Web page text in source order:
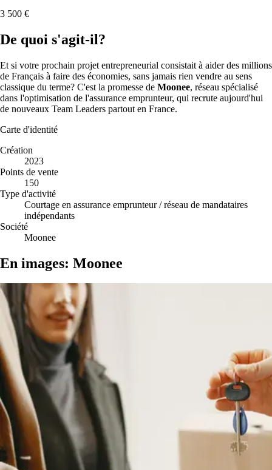
3 500 €
De quoi s'agit-il?
Et si votre prochain projet entrepreneurial consistait à aider des millions
de Français à faire des économies, sans jamais rien vendre au sens
classique du terme? C'est la promesse de Moonee, réseau spécialisé
dans l'optimisation de l'assurance emprunteur, qui recrute aujourd'hui
de nouveaux Team Leaders partout en France.
Carte d'identité
Création
2023
Points de vente
150
Type d'activité
Courtage en assurance emprunteur / réseau de mandataires
indépendants
Société
Moonee
En images: Moonee